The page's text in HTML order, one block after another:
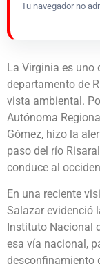
Tu navegador no
La Virginia es uno
departamento de
vista ambiental.
Autónoma
Gómez, hizo la
paso del río
conduce al
En una reciente
Salazar evidenció
Instituto Nacional
esa vía nacional,
desconfinamiento